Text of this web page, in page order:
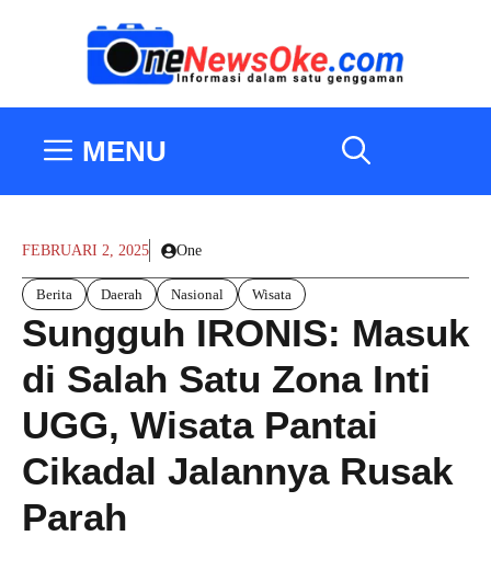
MENU
FEBRUARI 2, 2025 One
Berita Daerah Nasional Wisata
Sungguh IRONIS: Masuk
di Salah Satu Zona Inti
UGG, Wisata Pantai
Cikadal Jalannya Rusak
Parah